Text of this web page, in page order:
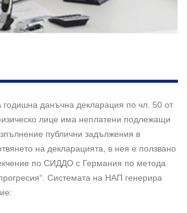
годишна данъчна декларация по чл. 50 от
лице има неплатени подлежащи
публични задължения в
на декларацията, в нея е ползвано
по СИДДО с Германия по метода
Системата на НАП генерира